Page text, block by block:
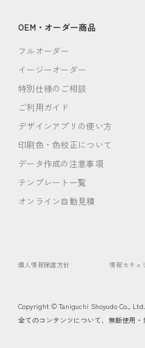
OEM・オーダー商品
フルオーダー
イージーオーダー
特別仕様のご相談
ご利用ガイド
デザインアプリの使い方
印刷色・色校正について
データ作成の注意事項
テンプレート一覧
オンライン自動見積
個人情報保護方針 情報セキュ
Copyright © Taniguchi Shoyudo Co., Ltd.
全てのコンテンツについて、無断使用